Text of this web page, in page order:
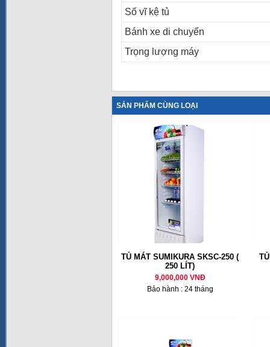
Số vĩ kệ tủ
Bánh xe di chuyển
Trọng lượng máy
SẢN PHẨM CÙNG LOẠI
TỦ MÁT SUMIKURA SKSC-250 (
250 LÍT)
9,000,000 VNĐ
Bảo hành : 24 tháng